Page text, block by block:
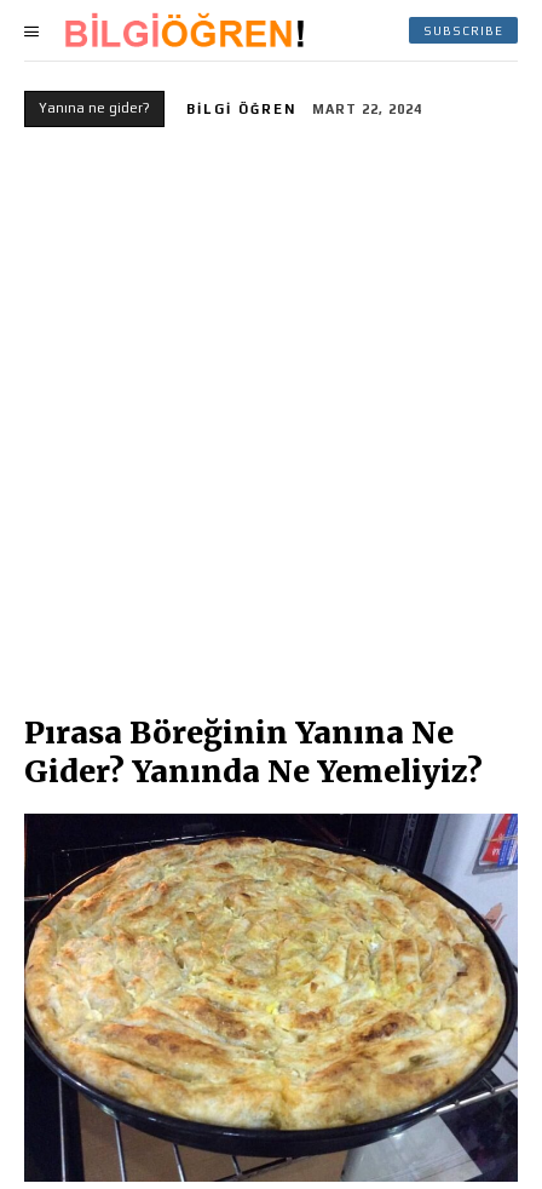
SUBSCRIBE
Yanına ne gider? BILGI ÖĞREN MART 22, 2024
Pırasa Böreğinin Yanına Ne
Gider? Yanında Ne Yemeliyiz?